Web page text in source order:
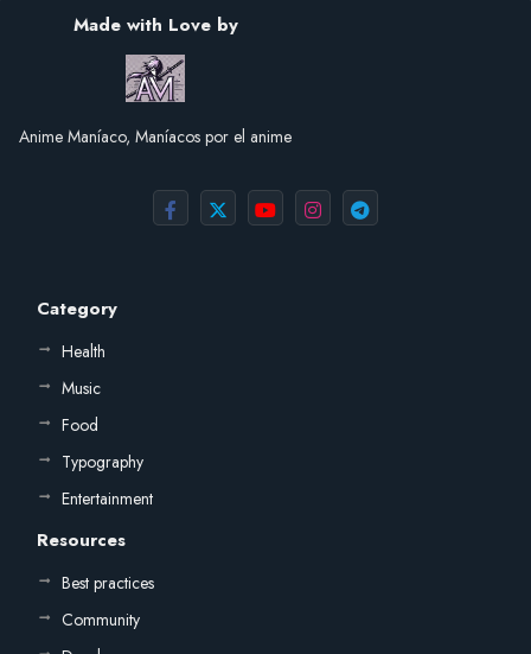
Made with Love by
Anime Maníaco, Maníacos por el anime
Category
Health
Music
Food
Typography
Entertainment
Resources
Best practices
Community